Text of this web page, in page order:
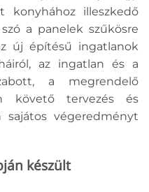
konyhához illeszkedő
a panelek szűkösre
új építésű ingatlanok
az ingatlan és a
a megrendelő
követő tervezés és
végeredményt
készült